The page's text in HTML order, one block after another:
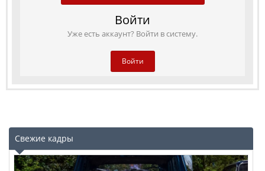
Войти
Уже есть аккаунт? Войти в систему.
Войти
Свежие кадры